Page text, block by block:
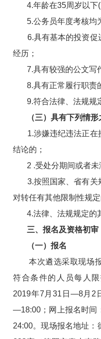
4.年龄在35周岁以下
5.公务员年度考核均
6.具有基本的投资促
经历；
7.具有较强的公文写
8.具有正常履行职责
9.符合法律、法规规
（三）具有下列情
1.涉嫌违纪违法正在
结论的；
2 .受处分期间或者
3.按照国家、省有关
对转任有其他限制性规定
4.法律、法规规定的
三、报名及资格初审
（一）报名
本次遴选采取现场
符合条件的人员每人
2019年7月31日—8月2
—18:00；网上报名时间
24:00。现场报名地址：